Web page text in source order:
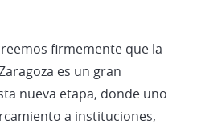
firmemente que la
es un gran
nueva etapa, donde uno
a instituciones,